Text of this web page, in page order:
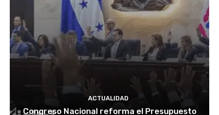
ACTUALIDAD
Congreso Nacional reforma el Presupuesto